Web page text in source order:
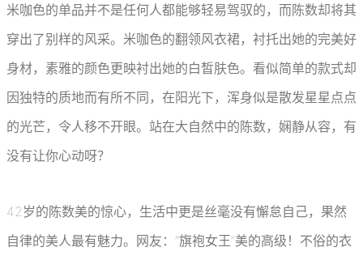
米咖色的单品并不是任何人都能够轻易驾驭的，而陈数却将其
穿出了别样的风采。米咖色的翻领风衣裙，衬托出她的完美好
身材，素雅的颜色更映衬出她的白皙肤色。看似简单的款式却
因独特的质地而有所不同，在阳光下，浑身似是散发星星点点
的光芒，令人移不开眼。站在大自然中的陈数，娴静从容，有
没有让你心动呀？
42岁的陈数美的惊心，生活中更是丝毫没有懈怠自己，果然
自律的美人最有魅力。网友：“旗袍女王”美的高级！不俗的衣